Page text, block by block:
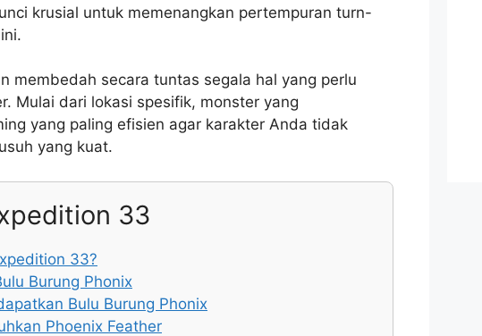
krusial untuk memenangkan pertempuran turn-
membedah secara tuntas segala hal yang perlu
Mulai dari lokasi spesifik, monster yang
yang paling efisien agar karakter Anda tidak
yang kuat.
33
33?
Burung Phonix
Bulu Burung Phonix
Phoenix Feather